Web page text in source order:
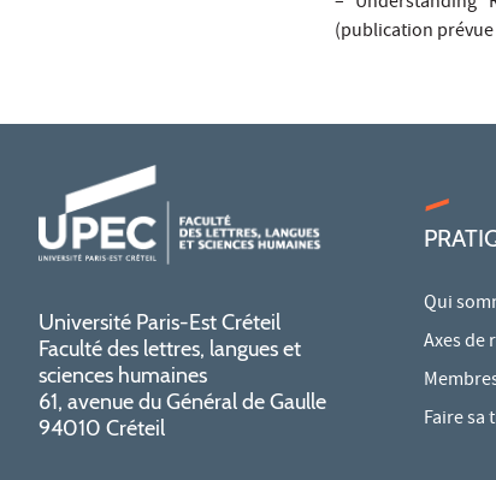
(publication prévue
Université Paris-Est Créteil
Faculté des lettres, langues et
sciences humaines
61, avenue du Général de Gaulle
94010 Créteil
Qui
Axes de
Faire sa